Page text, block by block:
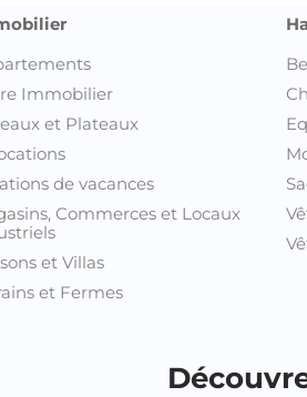
Immobilier
et Plateaux
de vacances
Commerces et Locaux
et Villas
et Fermes